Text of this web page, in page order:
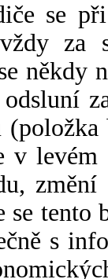
se
za
někdy
v
tento
s